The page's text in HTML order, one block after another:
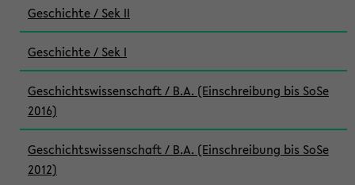
Geschichte / Sek II
Geschichte / Sek I
Geschichtswissenschaft / B.A. (Einschreibung bis SoSe
2016)
Geschichtswissenschaft / B.A. (Einschreibung bis SoSe
2012)